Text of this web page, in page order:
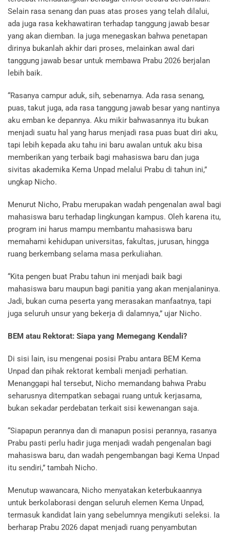
Selain rasa senang dan puas atas proses yang telah dilalui,
ada juga rasa kekhawatiran terhadap tanggung jawab besar
yang akan diemban. Ia juga menegaskan bahwa penetapan
dirinya bukanlah akhir dari proses, melainkan awal dari
tanggung jawab besar untuk membawa Prabu 2026 berjalan
lebih baik.
“Rasanya campur aduk, sih, sebenarnya. Ada rasa senang,
puas, takut juga, ada rasa tanggung jawab besar yang nantinya
aku emban ke depannya. Aku mikir bahwasannya itu bukan
menjadi suatu hal yang harus menjadi rasa puas buat diri aku,
tapi lebih kepada aku tahu ini baru awalan untuk aku bisa
memberikan yang terbaik bagi mahasiswa baru dan juga
sivitas akademika Kema Unpad melalui Prabu di tahun ini,”
ungkap Nicho.
Menurut Nicho, Prabu merupakan wadah pengenalan awal bagi
mahasiswa baru terhadap lingkungan kampus. Oleh karena itu,
program ini harus mampu membantu mahasiswa baru
memahami kehidupan universitas, fakultas, jurusan, hingga
ruang berkembang selama masa perkuliahan.
“Kita pengen buat Prabu tahun ini menjadi baik bagi
mahasiswa baru maupun bagi panitia yang akan menjalaninya.
Jadi, bukan cuma peserta yang merasakan manfaatnya, tapi
juga seluruh unsur yang bekerja di dalamnya,” ujar Nicho.
BEM atau Rektorat: Siapa yang Memegang Kendali?
Di sisi lain, isu mengenai posisi Prabu antara BEM Kema
Unpad dan pihak rektorat kembali menjadi perhatian.
Menanggapi hal tersebut, Nicho memandang bahwa Prabu
seharusnya ditempatkan sebagai ruang untuk kerjasama,
bukan sekadar perdebatan terkait sisi kewenangan saja.
“Siapapun perannya dan di manapun posisi perannya, rasanya
Prabu pasti perlu hadir juga menjadi wadah pengenalan bagi
mahasiswa baru, dan wadah pengembangan bagi Kema Unpad
itu sendiri,” tambah Nicho.
Menutup wawancara, Nicho menyatakan keterbukaannya
untuk berkolaborasi dengan seluruh elemen Kema Unpad,
termasuk kandidat lain yang sebelumnya mengikuti seleksi. Ia
berharap Prabu 2026 dapat menjadi ruang penyambutan